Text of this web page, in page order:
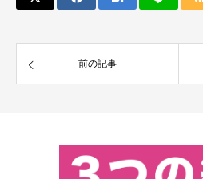
前の記事